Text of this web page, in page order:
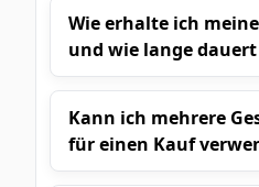
Wie erhalte ich
und wie lange
Kann ich mehrere
für einen Kauf